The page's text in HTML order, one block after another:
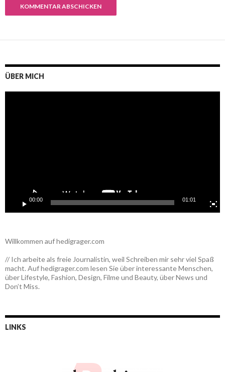
ÜBER MICH
00:00 01:01
Willkommen auf hedigrager.com
// Ich arbeite als freie Journalistin, weil Schreiben mir sehr viel Spaß
macht. Auf hedigrager.com lesen Sie über interessante Menschen,
über Lifestyle, Fashion, Design, Filme und Beauty, über News und
Don’t Miss.
LINKS